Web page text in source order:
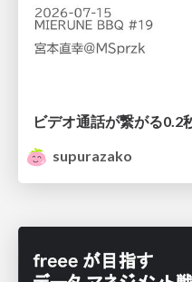
ビデオ通話が繋がる0.2
supurazako